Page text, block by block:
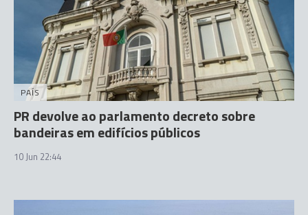
PAÍS
PR devolve ao parlamento decreto sobre
bandeiras em edifícios públicos
10 Jun 22:44